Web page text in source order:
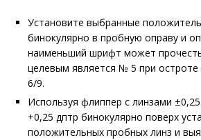
Установите выбранные
бинокулярно в пробную оправу и
наименьший шрифт может
целевым является № 5 при остроте
6/9.
Используя флиппер с линзами
+0,25 дптр бинокулярно поверх
положительных пробных линз и